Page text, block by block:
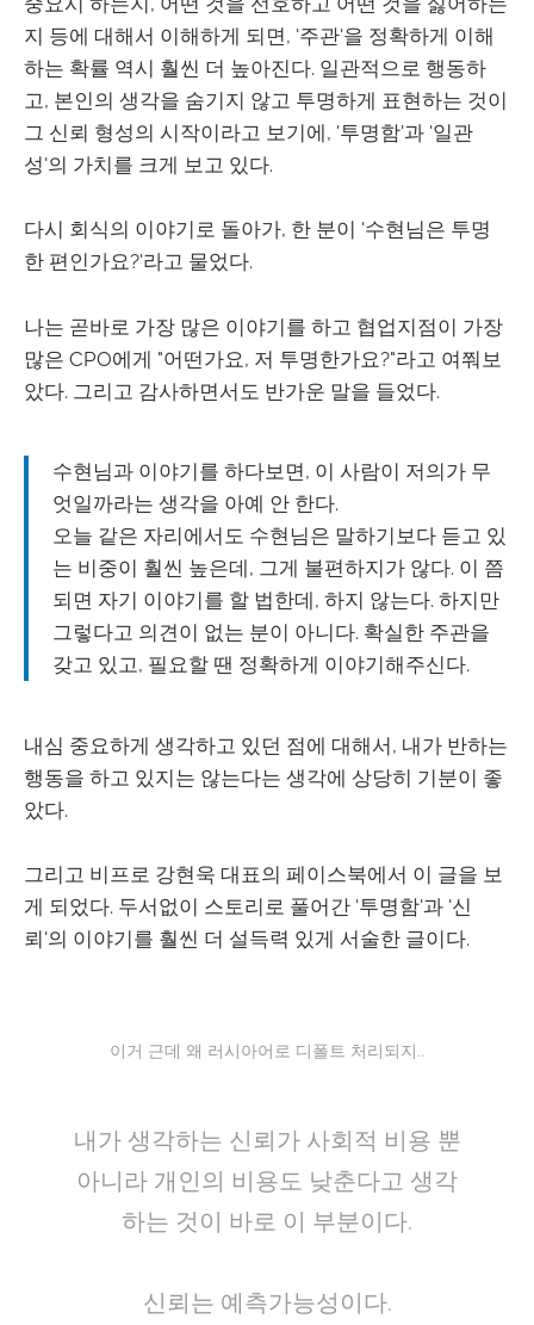
지 등에 대해서 이해하게 되면, '주관'을 정확하게 이해
하는 확률 역시 훨씬 더 높아진다. 일관적으로 행동하
고, 본인의 생각을 숨기지 않고 투명하게 표현하는 것이
그 신뢰 형성의 시작이라고 보기에, '투명함'과 '일관
성'의 가치를 크게 보고 있다.
다시 회식의 이야기로 돌아가, 한 분이 '수현님은 투명
한 편인가요?'라고 물었다.
나는 곧바로 가장 많은 이야기를 하고 협업지점이 가장
많은 CPO에게 "어떤가요, 저 투명한가요?"라고 여쭤보
았다. 그리고 감사하면서도 반가운 말을 들었다.
수현님과 이야기를 하다보면, 이 사람이 저의가 무
엇일까라는 생각을 아예 안 한다.
오늘 같은 자리에서도 수현님은 말하기보다 듣고 있
는 비중이 훨씬 높은데, 그게 불편하지가 않다. 이 쯤
되면 자기 이야기를 할 법한데, 하지 않는다. 하지만
그렇다고 의견이 없는 분이 아니다. 확실한 주관을
갖고 있고, 필요할 땐 정확하게 이야기해주신다.
내심 중요하게 생각하고 있던 점에 대해서, 내가 반하는
행동을 하고 있지는 않는다는 생각에 상당히 기분이 좋
았다.
그리고 비프로 강현욱 대표의 페이스북에서 이 글을 보
게 되었다. 두서없이 스토리로 풀어간 '투명함'과 '신
뢰'의 이야기를 훨씬 더 설득력 있게 서술한 글이다.
이거 근데 왜 러시아어로 디폴트 처리되지..
내가 생각하는 신뢰가 사회적 비용 뿐
아니라 개인의 비용도 낮춘다고 생각
하는 것이 바로 이 부분이다.
신뢰는 예측가능성이다.